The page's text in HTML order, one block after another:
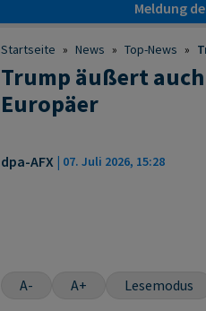
Meldung
Startseite » News » Top-News »
Trump äußert
Europäer
dpa-AFX | 07. Juli 2026, 15:28
A- A+ Lesemodus